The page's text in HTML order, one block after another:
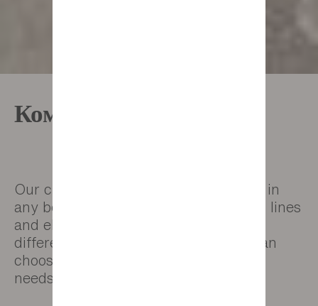
Комоды
Our chests of drawers work brilliantly in
any bedroom with their clean, modern lines
and elegant finishes. They come in
different heights and widths so you can
choose the style that best meets your
needs and space.